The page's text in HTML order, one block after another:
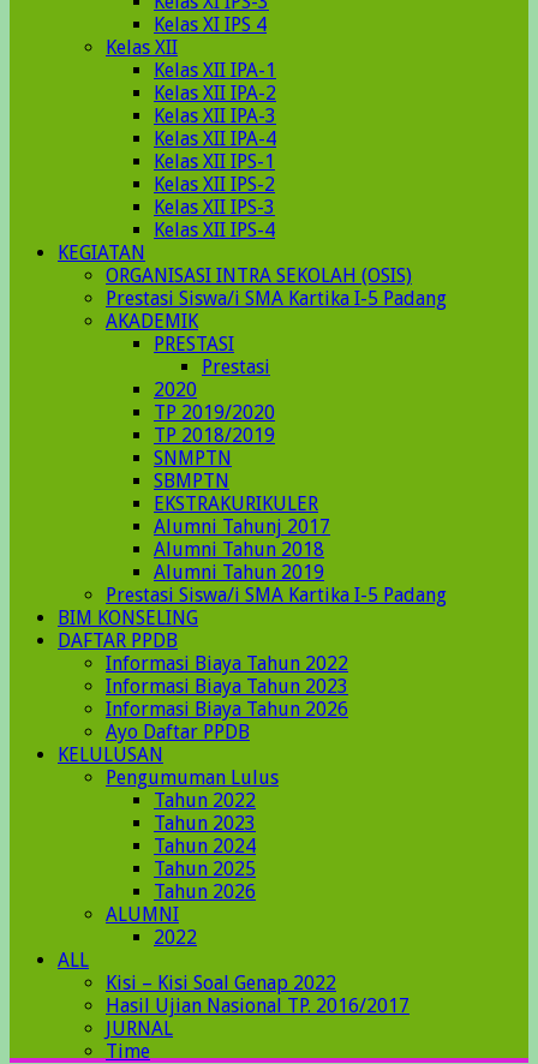
Kelas XI IPS 4
Kelas XII
Kelas XII IPA-1
Kelas XII IPA-2
Kelas XII IPA-3
Kelas XII IPA-4
Kelas XII IPS-1
Kelas XII IPS-2
Kelas XII IPS-3
Kelas XII IPS-4
KEGIATAN
ORGANISASI INTRA SEKOLAH (OSIS)
Prestasi Siswa/i SMA Kartika I-5 Padang
AKADEMIK
PRESTASI
Prestasi
2020
TP 2019/2020
TP 2018/2019
SNMPTN
SBMPTN
EKSTRAKURIKULER
Alumni Tahunj 2017
Alumni Tahun 2018
Alumni Tahun 2019
Prestasi Siswa/i SMA Kartika I-5 Padang
BIM KONSELING
DAFTAR PPDB
Informasi Biaya Tahun 2022
Informasi Biaya Tahun 2023
Informasi Biaya Tahun 2026
Ayo Daftar PPDB
KELULUSAN
Pengumuman Lulus
Tahun 2022
Tahun 2023
Tahun 2024
Tahun 2025
Tahun 2026
ALUMNI
2022
ALL
Kisi – Kisi Soal Genap 2022
Hasil Ujian Nasional TP. 2016/2017
JURNAL
Time